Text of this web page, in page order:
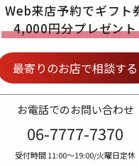
Web来店予約でギフト
4,000円分プレゼント
最寄りのお店で相談する
お電話でのお問い合わせ
06-7777-7370
受付時間 11:00〜19:00/火曜日定休